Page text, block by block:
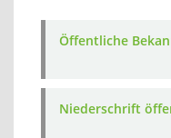
Öffentliche
Niederschrift